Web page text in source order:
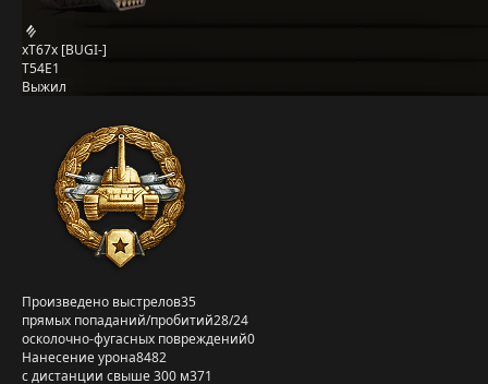
xT67x [BUGI-]
T54E1
Выжил
Произведено выстрелов35
прямых попаданий/пробитий28/24
осколочно-фугасных повреждений0
Нанесение урона8482
с дистанции свыше 300 м371